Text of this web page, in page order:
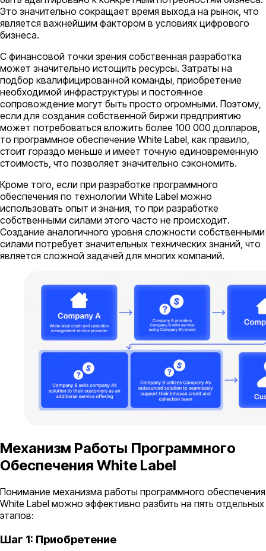
Это значительно сокращает время выхода на рынок, что
является важнейшим фактором в условиях цифрового
бизнеса.
С финансовой точки зрения собственная разработка
может значительно истощить ресурсы. Затраты на
подбор квалифицированной команды, приобретение
необходимой инфраструктуры и постоянное
сопровождение могут быть просто огромными. Поэтому,
если для создания собственной биржи предприятию
может потребоваться вложить более 100 000 долларов,
то программное обеспечение White Label, как правило,
стоит гораздо меньше и имеет точную единовременную
стоимость, что позволяет значительно сэкономить.
Кроме того, если при разработке программного
обеспечения по технологии White Label можно
использовать опыт и знания, то при разработке
собственными силами этого часто не происходит.
Создание аналогичного уровня сложности собственными
силами потребует значительных технических знаний, что
является сложной задачей для многих компаний.
Механизм Работы Программного
Обеспечения White Label
Понимание механизма работы программного обеспечения
White Label можно эффективно разбить на пять отдельных
этапов:
Шаг 1: Приобретение